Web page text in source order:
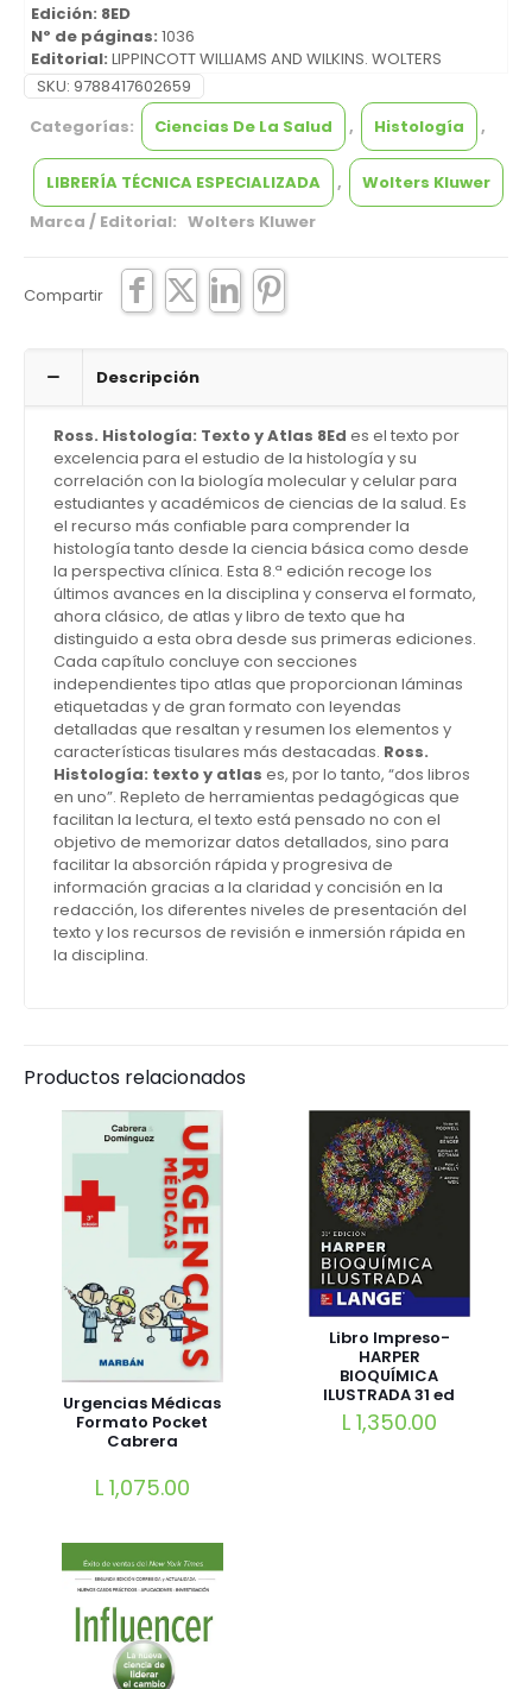
Edición: 8ED
Nº de páginas: 1036
Editorial: LIPPINCOTT WILLIAMS AND WILKINS. WOLTERS
KLUWER HEALTH
Idioma:CASTELLANO
Encuadernación:Tapa dura
9788417602659
Año de edición:2020
Fecha de lanzamiento:18/02/2020
SKU: 9788417602659
Categorías:
Ciencias De La Salud , Histología ,
LIBRERÍA TÉCNICA ESPECIALIZADA ,
Wolters Kluwer
Marca / Editorial: Wolters Kluwer
Compartir
Descripción
Ross. Histología: Texto y Atlas 8Ed es el texto por
excelencia para el estudio de la histología y su
correlación con la biología molecular y celular para
estudiantes y académicos de ciencias de la salud. Es
el recurso más confiable para comprender la
histología tanto desde la ciencia básica como desde
la perspectiva clínica. Esta 8.ª edición recoge los
últimos avances en la disciplina y conserva el formato,
ahora clásico, de atlas y libro de texto que ha
distinguido a esta obra desde sus primeras ediciones.
Cada capítulo concluye con secciones
independientes tipo atlas que proporcionan láminas
etiquetadas y de gran formato con leyendas
detalladas que resaltan y resumen los elementos y
características tisulares más destacadas. Ross.
Histología: texto y atlas es, por lo tanto, “dos libros
en uno”. Repleto de herramientas pedagógicas que
facilitan la lectura, el texto está pensado no con el
objetivo de memorizar datos detallados, sino para
facilitar la absorción rápida y progresiva de
información gracias a la claridad y concisión en la
redacción, los diferentes niveles de presentación del
texto y los recursos de revisión e inmersión rápida en
la disciplina.
Productos relacionados
Urgencias Médicas
Formato Pocket
Cabrera
L1,075.00
Libro Impreso-
HARPER
BIOQUÍMICA
ILUSTRADA 31 ed
L 1,350.00